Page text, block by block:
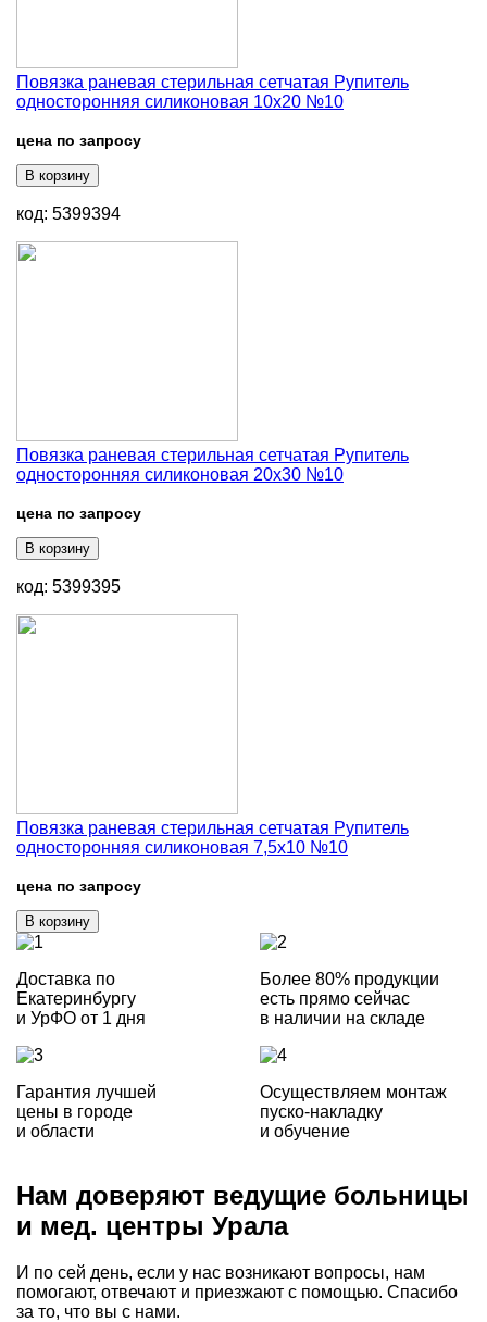
Повязка раневая стерильная сетчатая Рупитель
односторонняя силиконовая 10х20 №10
цена по запросу
В корзину
код: 5399394
Повязка раневая стерильная сетчатая Рупитель
односторонняя силиконовая 20х30 №10
цена по запросу
В корзину
код: 5399395
Повязка раневая стерильная сетчатая Рупитель
односторонняя силиконовая 7,5х10 №10
цена по запросу
В корзину
Доставка по
Екатеринбургу
и УрФО от 1 дня
Более 80% продукции
есть прямо сейчас
в наличии на складе
Гарантия лучшей
цены в городе
и области
Осуществляем монтаж
пуско-накладку
и обучение
Нам доверяют ведущие больницы
и мед. центры Урала
И по сей день, если у нас возникают вопросы, нам
помогают, отвечают и приезжают с помощью. Спасибо
за то, что вы с нами.